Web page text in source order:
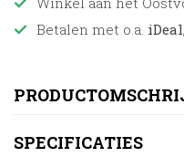
Betalen met o.a.
SPECIFICATIES